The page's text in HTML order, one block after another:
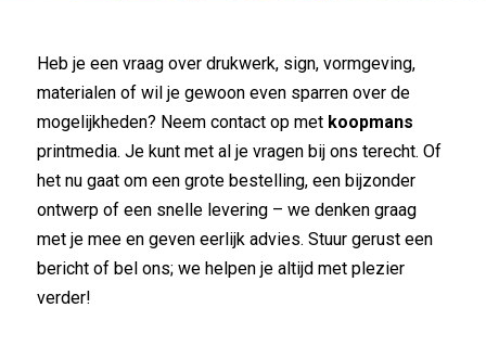
Heb je een vraag over drukwerk, sign, vormgeving,
materialen of wil je gewoon even sparren over de
mogelijkheden? Neem contact op met koopmans
printmedia. Je kunt met al je vragen bij ons terecht. Of
het nu gaat om een grote bestelling, een bijzonder
ontwerp of een snelle levering – we denken graag
met je mee en geven eerlijk advies. Stuur gerust een
bericht of bel ons; we helpen je altijd met plezier
verder!